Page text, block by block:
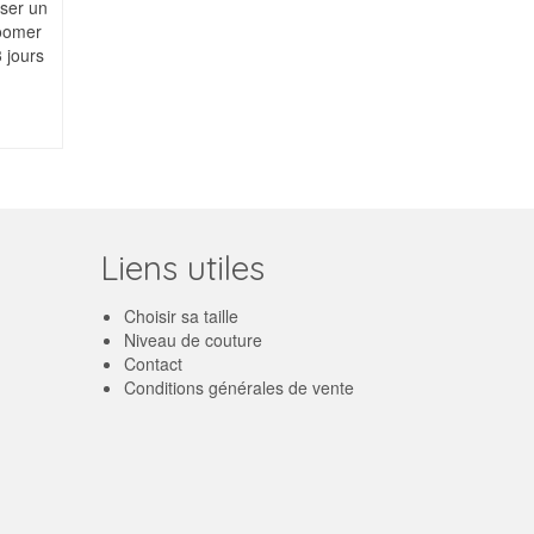
un
jours
Liens utiles
Choisir sa taille
Niveau de couture
Contact
Conditions générales de vente